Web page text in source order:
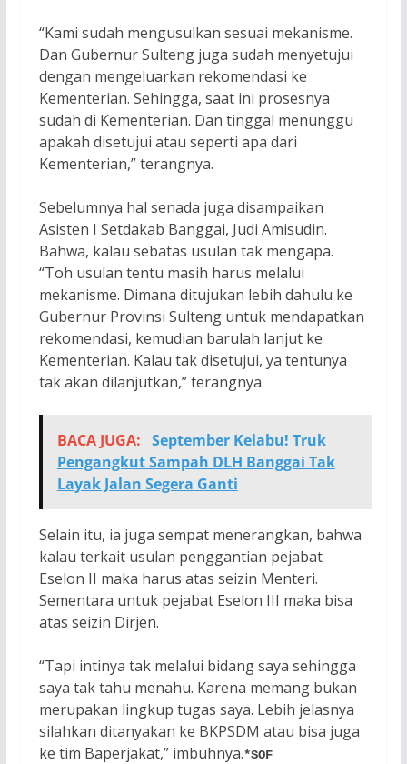
“Kami sudah mengusulkan sesuai mekanisme.
Dan Gubernur Sulteng juga sudah menyetujui
dengan mengeluarkan rekomendasi ke
Kementerian. Sehingga, saat ini prosesnya
sudah di Kementerian. Dan tinggal menunggu
apakah disetujui atau seperti apa dari
Kementerian,” terangnya.
Sebelumnya hal senada juga disampaikan
Asisten I Setdakab Banggai, Judi Amisudin.
Bahwa, kalau sebatas usulan tak mengapa.
“Toh usulan tentu masih harus melalui
mekanisme. Dimana ditujukan lebih dahulu ke
Gubernur Provinsi Sulteng untuk mendapatkan
rekomendasi, kemudian barulah lanjut ke
Kementerian. Kalau tak disetujui, ya tentunya
tak akan dilanjutkan,” terangnya.
BACA JUGA: September Kelabu! Truk
Pengangkut Sampah DLH Banggai Tak
Layak Jalan Segera Ganti
Selain itu, ia juga sempat menerangkan, bahwa
kalau terkait usulan penggantian pejabat
Eselon II maka harus atas seizin Menteri.
Sementara untuk pejabat Eselon III maka bisa
atas seizin Dirjen.
“Tapi intinya tak melalui bidang saya sehingga
saya tak tahu menahu. Karena memang bukan
merupakan lingkup tugas saya. Lebih jelasnya
silahkan ditanyakan ke BKPSDM atau bisa juga
ke tim Baperjakat,” imbuhnya.*SOF